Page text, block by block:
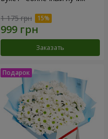
1 175 грн
Заказать